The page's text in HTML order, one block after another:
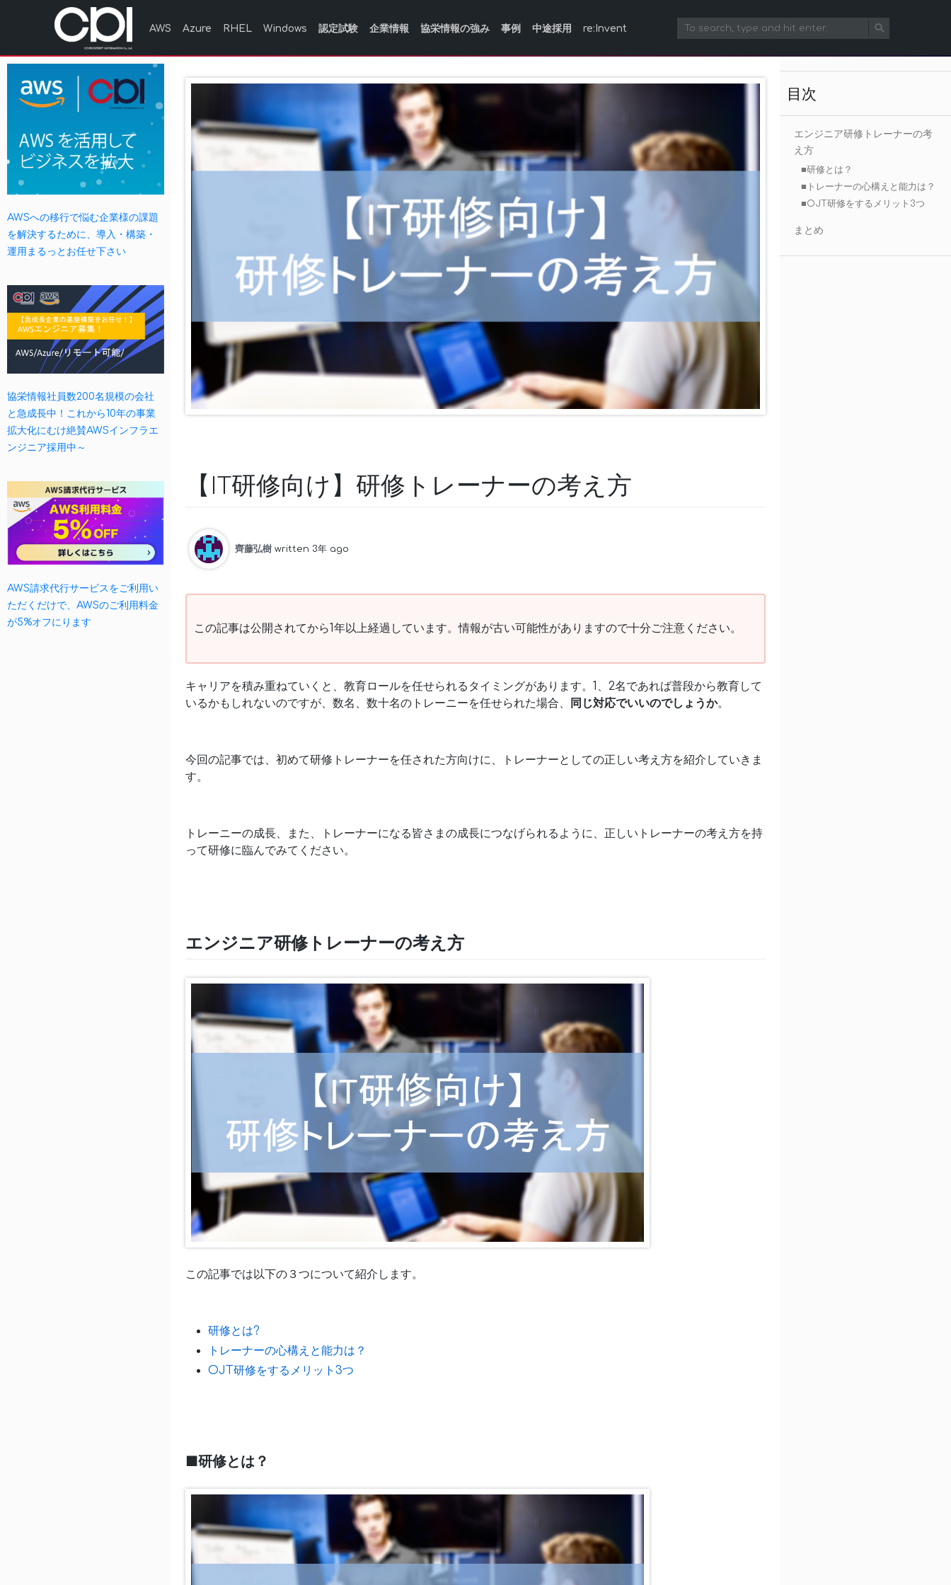
AWS Azure RHEL Windows 認定試験 企業情報 協栄情報の強み 事例 中途採用 re:Invent
AWSへの移行で悩む企業様の課題
を解決するために、導入・構築・
運用まるっとお任せ下さい
協栄情報社員数200名規模の会社
と急成長中！これから10年の事業
拡大化にむけ絶賛AWSインフラエ
ンジニア採用中～
AWS請求代行サービスをご利用い
ただくだけで、AWSのご利用料金
が5%オフにります
【IT研修向け】研修トレーナーの考え方
齊藤弘樹 written 3年 ago
この記事は公開されてから1年以上経過しています。情報が古い可能性がありますので十分ご注意ください。
キャリアを積み重ねていくと、教育ロールを任せられるタイミングがあります。1、2名であれば普段から教育して
いるかもしれないのですが、数名、数十名のトレーニーを任せられた場合、
同じ対応でいいのでしょうか。
今回の記事では、初めて研修トレーナーを任された方向けに、トレーナーとしての正しい考え方を紹介していきま
す。
トレーニーの成長、また、トレーナーになる皆さまの成長につなげられるように、正しいトレーナーの考え方を持
って研修に臨んでみてください。
エンジニア研修トレーナーの考え方
この記事では以下の３つについて紹介します。
研修とは?
トレーナーの心構えと能力は？
OJT研修をするメリット3つ
■研修とは？
目次
エンジニア研修トレーナーの考
え方
■研修とは？
■トレーナーの心構えと能力は？
■OJT研修をするメリット3つ
まとめ